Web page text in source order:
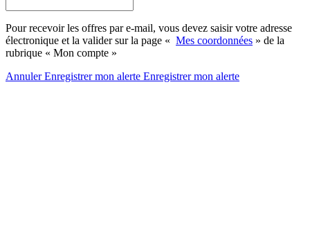
Pour recevoir les offres par e-mail, vous devez saisir votre adresse
électronique et la valider sur la page « Mes coordonnées » de la
rubrique « Mon compte »
AnnulerEnregistrer mon alerte Enregistrermon alerte